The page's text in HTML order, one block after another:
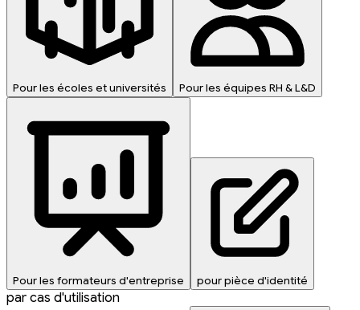
Pour les écoles et universités Pour les équipes RH & L&D
Pour les formateurs d'entreprise pour pièce d'identité
par cas d'utilisation